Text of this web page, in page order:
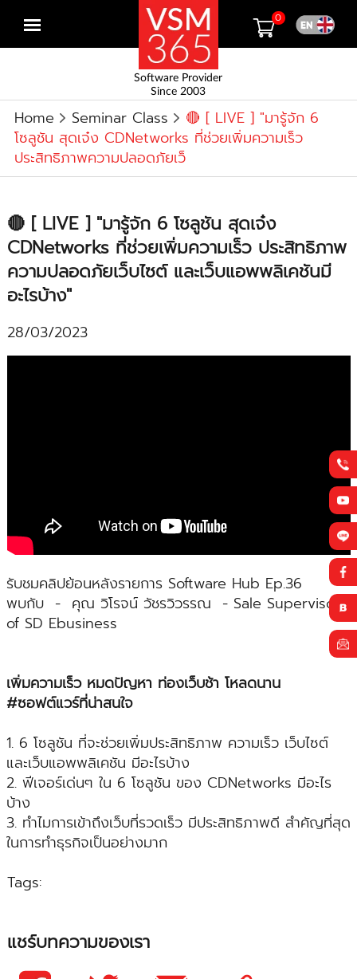
Open
Software Provider
Since 2003
0
Home Seminar Class
🔴 [ LIVE ] "มารู้จัก 6
โซลูชัน สุดเจ๋ง CDNetworks ที่ช่วยเพิ่มความเร็ว
ประสิทธิภาพความปลอดภัยเว็
🔴 [ LIVE ] "มารู้จัก 6 โซลูชัน สุดเจ๋ง
CDNetworks ที่ช่วยเพิ่มความเร็ว ประสิทธิภาพ
ความปลอดภัยเว็บไซต์ และเว็บแอพพลิเคชันมี
อะไรบ้าง"
28/03/2023
รับชมคลิปย้อนหลังรายการ Software Hub Ep.36
พบกับ - คุณ วิโรจน์ วัชรวิวรรณ - Sale Supervisor
of SD Ebusiness
เพิ่มความเร็ว หมดปัญหา ท่องเว็บช้า โหลดนาน
#ซอฟต์แวร์ที่น่าสนใจ
1. 6 โซลูชัน ที่จะช่วยเพิ่มประสิทธิภาพ ความเร็ว เว็บไซต์
และเว็บแอพพลิเคชัน มีอะไรบ้าง
2. ฟีเจอร์เด่นๆ ใน 6 โซลูชัน ของ CDNetworks มีอะไร
บ้าง
3. ทำไมการเข้าถึงเว็บที่รวดเร็ว มีประสิทธิภาพดี สำคัญที่สุด
ในการทำธุรกิจเป็นอย่างมาก
Tags:
แชร์บทความของเรา